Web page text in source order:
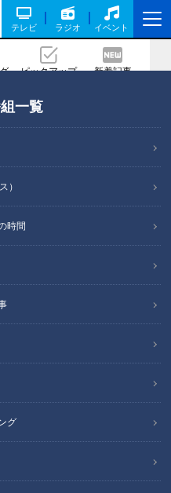
テレビ ラジオ イベント
ピックアップ 新着記事
一覧
）
時間
グ
ブ）
の見た目にコンプレックスを
屋市の高校2年生が一重まぶ
」を誕生させようとしていま
ラス！』では、永岡歩アナ
記事を基にこの話題を取り上
（ラジコ）で聴く